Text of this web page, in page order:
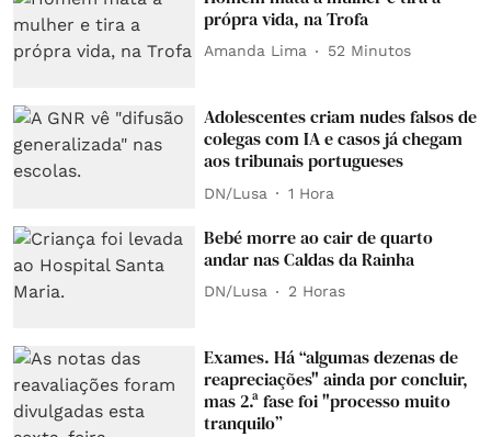
própra vida, na Trofa
Amanda Lima 52 Minutos
Adolescentes criam nudes falsos de
colegas com IA e casos já chegam
aos tribunais portugueses
DN/Lusa 1 Hora
Bebé morre ao cair de quarto
andar nas Caldas da Rainha
DN/Lusa 2 Horas
Exames. Há “algumas dezenas de
reapreciações" ainda por concluir,
mas 2.ª fase foi "processo muito
tranquilo”